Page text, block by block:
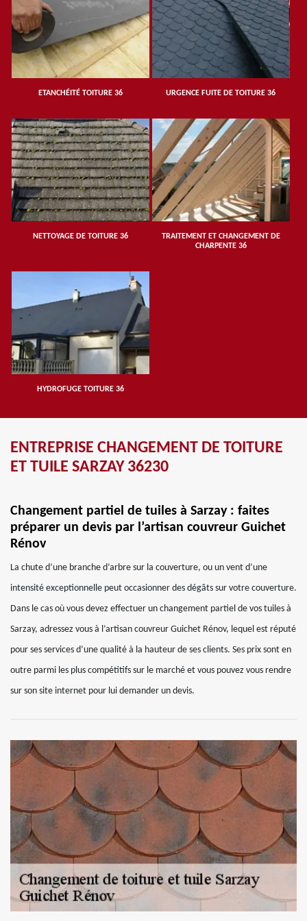
ETANCHÉITÉ TOITURE 36 URGENCE FUITE DE TOITURE 36
NETTOYAGE DE TOITURE 36
TRAITEMENT ET CHANGEMENT DE
CHARPENTE 36
HYDROFUGE TOITURE 36
ENTREPRISE CHANGEMENT DE TOITURE
ET TUILE SARZAY 36230
Changement partiel de tuiles à Sarzay : faites
préparer un devis par l’artisan couvreur Guichet
Rénov
La chute d’une branche d’arbre sur la couverture, ou un vent d’une
intensité exceptionnelle peut occasionner des dégâts sur votre couverture.
Dans le cas où vous devez effectuer un changement partiel de vos tuiles à
Sarzay, adressez vous à l’artisan couvreur Guichet Rénov, lequel est réputé
pour ses services d’une qualité à la hauteur de ses clients. Ses prix sont en
outre parmi les plus compétitifs sur le marché et vous pouvez vous rendre
sur son site internet pour lui demander un devis.